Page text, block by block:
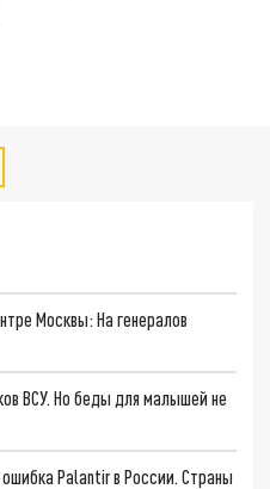
Москвы: На генералов
ВСУ. Но беды для малышей не
Palantir в России. Страны